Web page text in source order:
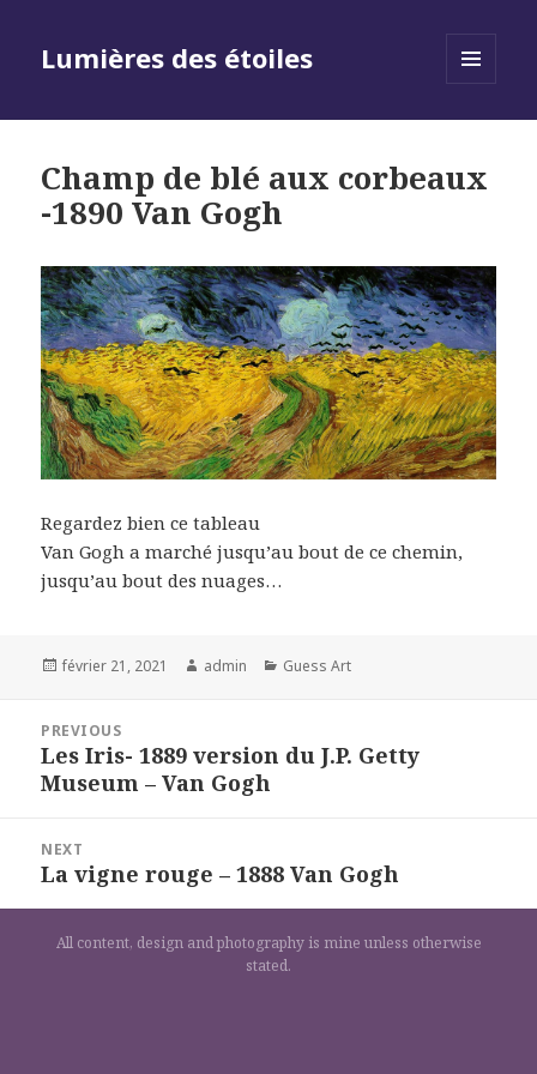
Lumières des étoiles
Champ de blé aux corbeaux
-1890 Van Gogh
Regardez bien ce tableau
Van Gogh a marché jusqu’au bout de ce chemin,
jusqu’au bout des nuages…
Posted
février 21, 2021 Author
admin Categories
Guess Art
l’article
PREVIOUS
Previous
post:
Les Iris- 1889 version du J.P. Getty
Museum – Van Gogh
NEXT
Next
post:
La vigne rouge – 1888 Van Gogh
All content, design and photography is mine unless otherwise
stated.